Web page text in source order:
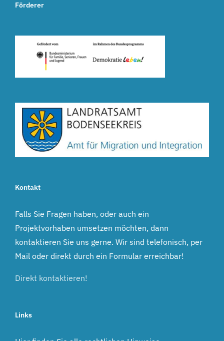
Förderer
Kontakt
Falls Sie Fragen haben, oder auch ein
Projektvorhaben umsetzen möchten, dann
kontaktieren Sie uns gerne. Wir sind telefonisch, per
Mail oder direkt durch ein Formular erreichbar!
Direkt kontaktieren!
Links